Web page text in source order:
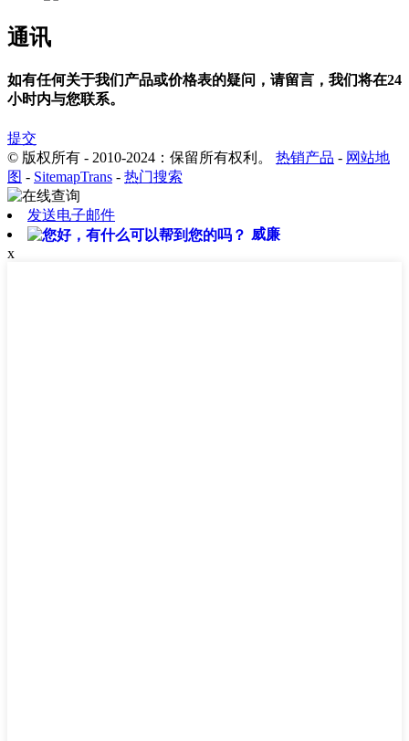
通讯
如有任何关于我们产品或价格表的疑问，请留言，我们将在24
小时内与您联系。
提交
© 版权所有 - 2010-2024：保留所有权利。 热销产品 - 网站地
图 - SitemapTrans - 热门搜索
发送电子邮件
威廉
x